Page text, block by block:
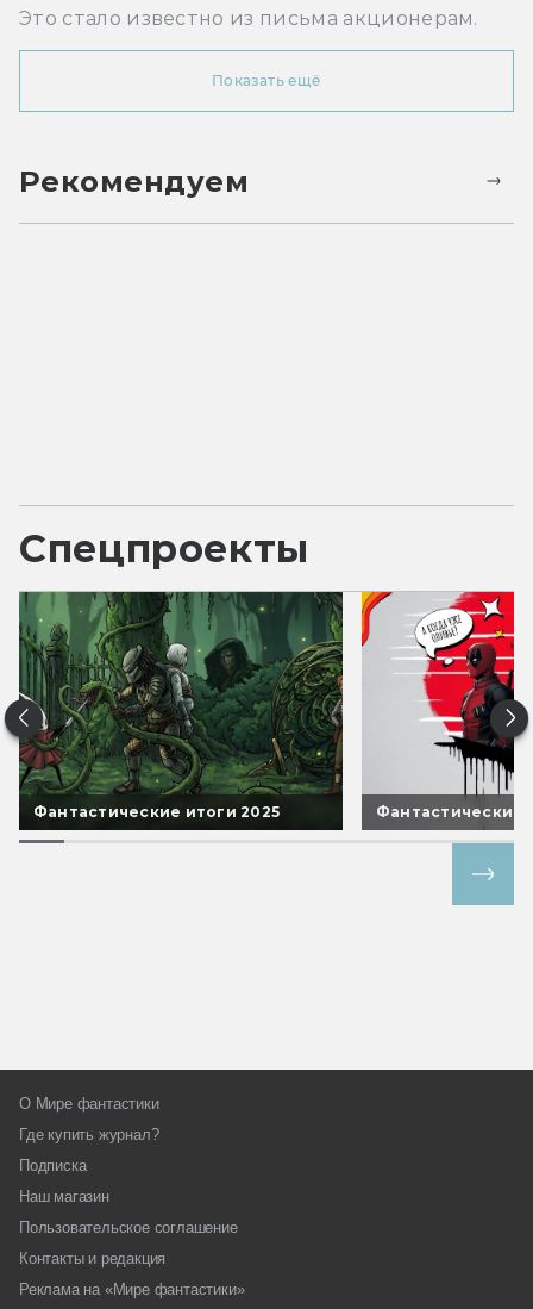
Это стало известно из письма акционерам.
Показать ещё
Рекомендуем
Спецпроекты
Фантастические итоги 2025 Фантастические
О Мире фантастики
Где купить журнал?
Подписка
Наш магазин
Пользовательское соглашение
Контакты и редакция
Реклама на «Мире фантастики»